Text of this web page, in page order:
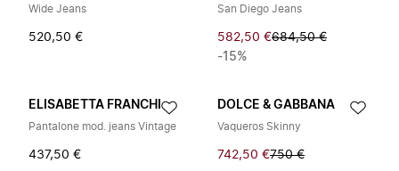
Wide Jeans
520,50 €
San Diego Jeans
582,50 €684,50 €
-15%
ELISABETTA FRANCHI
Pantalone mod. jeans Vintage
437,50 €
DOLCE & GABBANA
Vaqueros Skinny
742,50 €750 €